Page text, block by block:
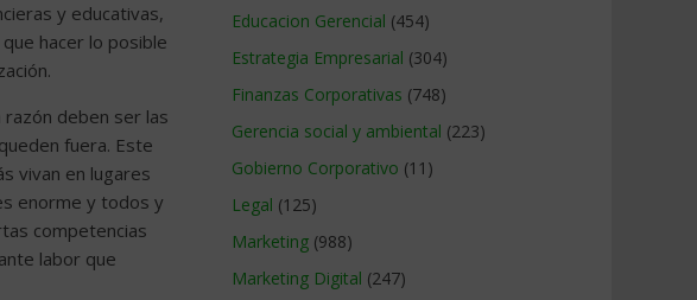
y educativas,
hacer lo posible
deben ser las
fuera. Este
vivan en lugares
enorme y todos y
competencias
labor que
Educacion Gerencial (454)
Estrategia Empresarial (304)
Finanzas Corporativas (748)
Gerencia social y ambiental (223)
Gobierno Corporativo (11)
Legal (125)
Marketing (988)
Marketing Digital (247)